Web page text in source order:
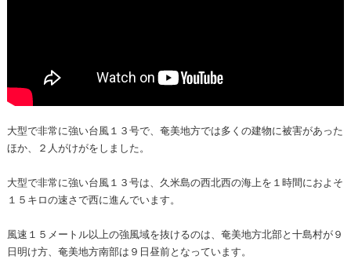
大型で非常に強い台風１３号で、奄美地方では多くの建物に被害があった
ほか、２人がけがをしました。
大型で非常に強い台風１３号は、久米島の西北西の海上を１時間におよそ
１５キロの速さで西に進んでいます。
風速１５メートル以上の強風域を抜けるのは、奄美地方北部と十島村が９
日明け方、奄美地方南部は９日昼前となっています。